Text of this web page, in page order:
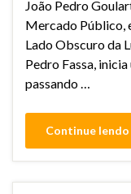
João Pedro
Mercado Público,
Lado Obscuro da
Pedro Fassa,
passando …
Continue lendo